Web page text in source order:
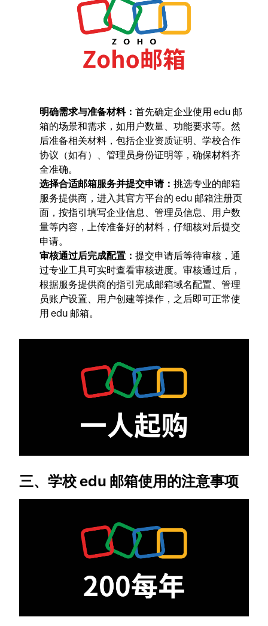
明确需求与准备材料：首先确定企业使用 edu 邮
箱的场景和需求，如用户数量、功能要求等。然
后准备相关材料，包括企业资质证明、学校合作
协议（如有）、管理员身份证明等，确保材料齐
全准确。
选择合适邮箱服务并提交申请：挑选专业的邮箱
服务提供商，进入其官方平台的 edu 邮箱注册页
面，按指引填写企业信息、管理员信息、用户数
量等内容，上传准备好的材料，仔细核对后提交
申请。
审核通过后完成配置：提交申请后等待审核，通
过专业工具可实时查看审核进度。审核通过后，
根据服务提供商的指引完成邮箱域名配置、管理
员账户设置、用户创建等操作，之后即可正常使
用 edu 邮箱。
三、学校 edu 邮箱使用的注意事项